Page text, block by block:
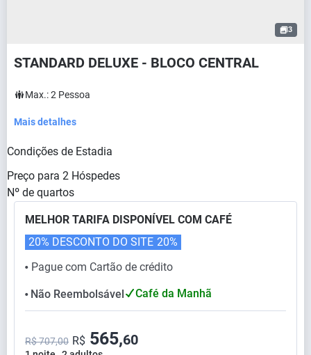
3
STANDARD DELUXE - BLOCO CENTRAL
Max.:2 Pessoa
Mais detalhes
Condições de Estadia
Preço para 2 Hóspedes
Nº de quartos
MELHOR TARIFA DISPONÍVEL COM CAFÉ
⬤ Pague com Cartão de crédito
20% DESCONTO DO SITE 20%
⬤ Não Reembolsável Café da Manhã
R$ 707,00 R$ 565,60